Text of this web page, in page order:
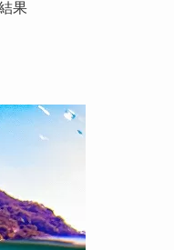
果